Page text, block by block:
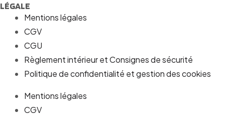
LÉGALE
Mentions légales
CGV
CGU
Règlement intérieur et Consignes de sécurité
Politique de confidentialité et gestion des cookies
Mentions légales
CGV